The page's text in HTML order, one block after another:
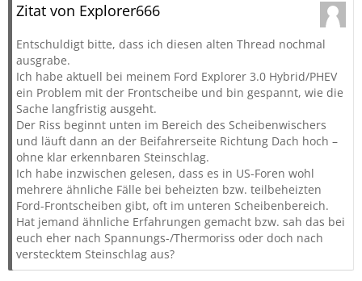
Zitat von Explorer666
Entschuldigt bitte, dass ich diesen alten Thread nochmal
ausgrabe.
Ich habe aktuell bei meinem Ford Explorer 3.0 Hybrid/PHEV
ein Problem mit der Frontscheibe und bin gespannt, wie die
Sache langfristig ausgeht.
Der Riss beginnt unten im Bereich des Scheibenwischers
und läuft dann an der Beifahrerseite Richtung Dach hoch –
ohne klar erkennbaren Steinschlag.
Ich habe inzwischen gelesen, dass es in US-Foren wohl
mehrere ähnliche Fälle bei beheizten bzw. teilbeheizten
Ford-Frontscheiben gibt, oft im unteren Scheibenbereich.
Hat jemand ähnliche Erfahrungen gemacht bzw. sah das bei
euch eher nach Spannungs-/Thermoriss oder doch nach
verstecktem Steinschlag aus?